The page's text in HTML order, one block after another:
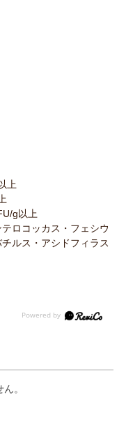
上
g以上
ロコッカス・フェシウ
ルス・アシドフィラス
。